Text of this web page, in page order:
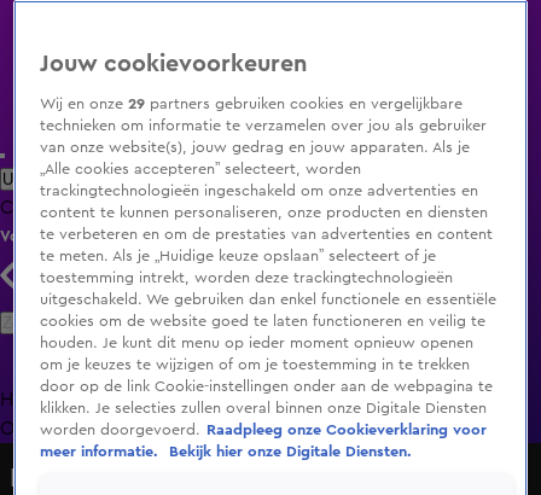
Uitzending Gemist Populaire programma's Zenders Genres
ClipsFilmsRadioSmart TV inlogShop
Volg KIJK
Zoeken
HomeUitzending Gemist Programma's De Bondgenoten
OranjezomerLivestreamsShop
Jouw cookievoorkeuren
Wij en onze29 partners gebruiken cookies en vergelijkbare
technieken om informatie te verzamelen over jou als gebruiker
van onze website(s), jouw gedrag en jouw apparaten. Als je
„Alle cookies accepteren” selecteert, worden
trackingtechnologieën ingeschakeld om onze advertenties en
content te kunnen personaliseren, onze producten en diensten
te verbeteren en om de prestaties van advertenties en content
te meten. Als je „Huidige keuze opslaan” selecteert of je
toestemming intrekt, worden deze trackingtechnologieën
uitgeschakeld. We gebruiken dan enkel functionele en essentiële
cookies om de website goed te laten functioneren en veilig te
houden. Je kunt dit menu op ieder moment opnieuw openen
om je keuzes te wijzigen of om je toestemming in te trekken
door op de link Cookie-instellingen onder aan de webpagina te
klikken. Je selecties zullen overal binnen onze Digitale Diensten
worden doorgevoerd.
Raadpleeg onze Cookieverklaring voor
meer informatie.
Bekijk hier onze Digitale Diensten.